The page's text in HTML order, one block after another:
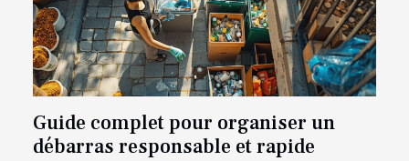
Guide complet pour organiser un
débarras responsable et rapide